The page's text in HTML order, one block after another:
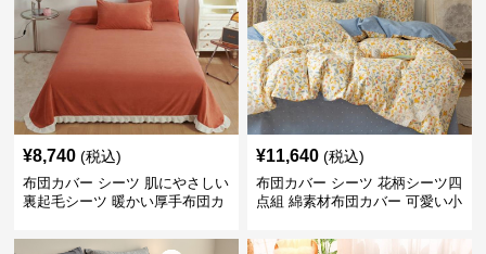
¥8,740 (税込)
布団カバー シーツ 肌にやさしい
裏起毛シーツ 暖かい厚手布団カ
¥11,640 (税込)
布団カバー シーツ 花柄シーツ四
点組 綿素材布団カバー 可愛い小